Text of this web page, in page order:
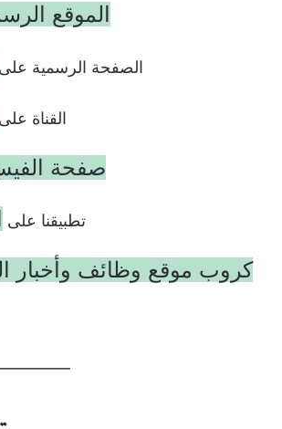
الموقع
الصفحة الرسمية على
القناة على
صفحة
تطبيقنا على
كروب موقع وظائف وأخبار